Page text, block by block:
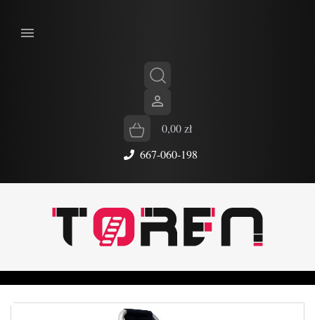
667-060-198

0,00 zł
